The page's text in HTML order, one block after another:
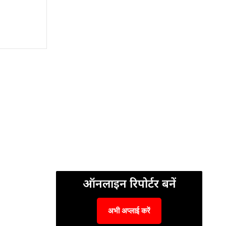
ऑनलाइन रिपोर्टर बनें
अभी अप्लाई करें